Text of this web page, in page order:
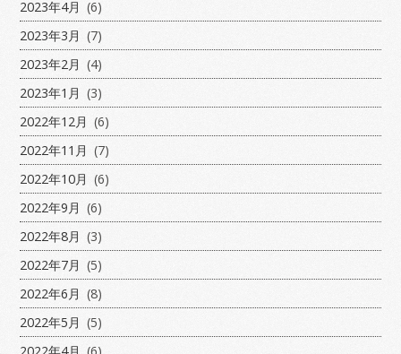
2023年4月 (6)
2023年3月 (7)
2023年2月 (4)
2023年1月 (3)
2022年12月 (6)
2022年11月 (7)
2022年10月 (6)
2022年9月 (6)
2022年8月 (3)
2022年7月 (5)
2022年6月 (8)
2022年5月 (5)